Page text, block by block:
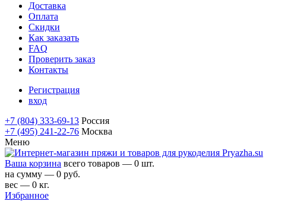
Доставка
Оплата
Скидки
Как заказать
FAQ
Проверить заказ
Контакты
Регистрация
вход
+7 (804) 333-69-13 Россия
+7 (495) 241-22-76 Москва
Меню
Ваша корзина всего товаров — 0 шт.
на сумму — 0 руб.
вес — 0 кг.
Избранное